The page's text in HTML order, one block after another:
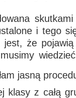
i tego
że
jasną
klasy z całą